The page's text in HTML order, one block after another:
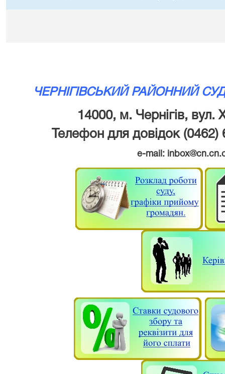
ЧЕРНІГІВСЬКИЙ РАЙОННИЙ СУД
14000, м. Чернігів, вул.
Телефон для довідок
e-mail: